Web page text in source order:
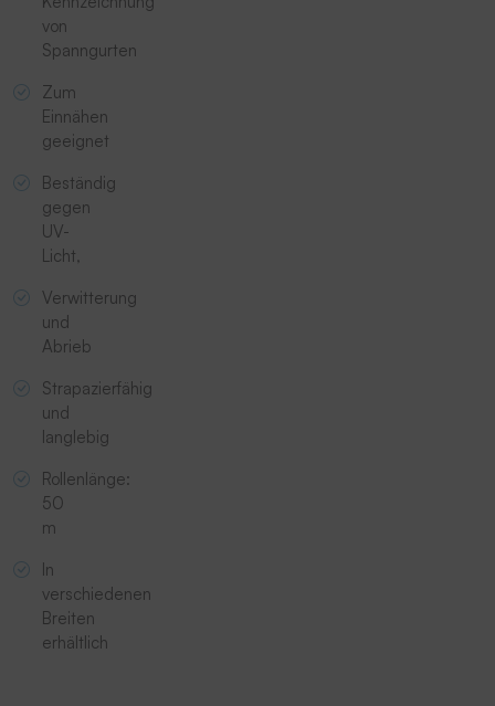
von
Spanngurten
Zum
Einnähen
geeignet
Beständig
gegen
UV-
Licht,
Verwitterung
und
Abrieb
Strapazierfähig
und
langlebig
Rollenlänge:
50
m
In
verschiedenen
Breiten
erhältlich